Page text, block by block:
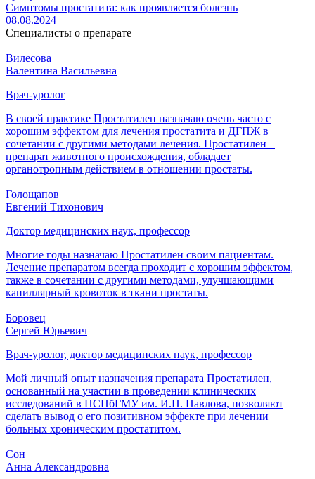
Симптомы простатита: как проявляется болезнь
08.08.2024
Специалисты о препарате
Вилесова
Валентина Васильевна
Врач-уролог
В своей практике Простатилен назначаю очень часто с
хорошим эффектом для лечения простатита и ДГПЖ в
сочетании с другими методами лечения. Простатилен –
препарат животного происхождения, обладает
органотропным действием в отношении простаты.
Голощапов
Евгений Тихонович
Доктор медицинских наук, профессор
Многие годы назначаю Простатилен своим пациентам.
Лечение препаратом всегда проходит с хорошим эффектом,
также в сочетании с другими методами, улучшающими
капиллярный кровоток в ткани простаты.
Боровец
Сергей Юрьевич
Врач-уролог, доктор медицинских наук, профессор
Мой личный опыт назначения препарата Простатилен,
основанный на участии в проведении клинических
исследований в ПСПбГМУ им. И.П. Павлова, позволяют
сделать вывод о его позитивном эффекте при лечении
больных хроническим простатитом.
Сон
Анна Александровна